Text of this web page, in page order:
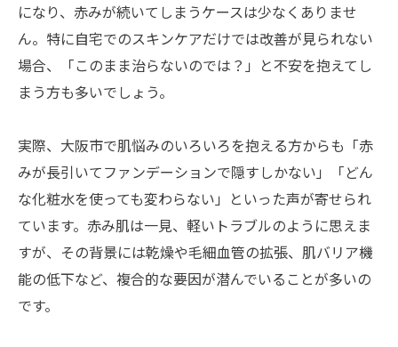
になり、赤みが続いてしまうケースは少なくありませ
ん。特に自宅でのスキンケアだけでは改善が見られない
場合、「このまま治らないのでは？」と不安を抱えてし
まう方も多いでしょう。
実際、大阪市で肌悩みのいろいろを抱える方からも「赤
みが長引いてファンデーションで隠すしかない」「どん
な化粧水を使っても変わらない」といった声が寄せられ
ています。赤み肌は一見、軽いトラブルのように思えま
すが、その背景には乾燥や毛細血管の拡張、肌バリア機
能の低下など、複合的な要因が潜んでいることが多いの
です。